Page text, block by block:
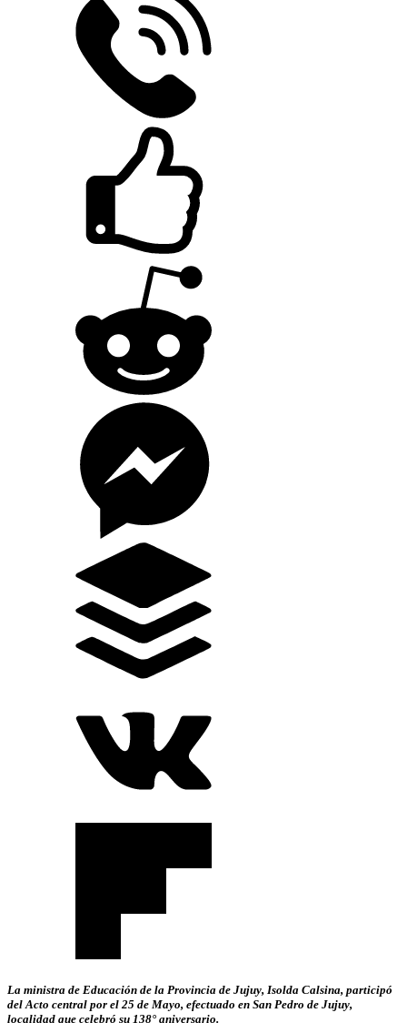
La ministra de Educación de la Provincia de Jujuy, Isolda Calsina, participó
del Acto central por el 25 de Mayo, efectuado en San Pedro de Jujuy,
localidad que celebró su 138° aniversario.